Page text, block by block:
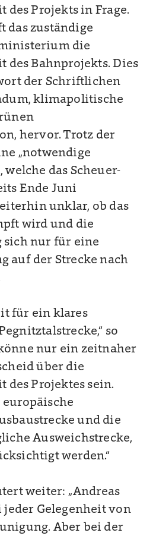
Projekts in Frage.
das zuständige
die
Bahnprojekts. Dies
der Schriftlichen
klimapolitische
hervor. Trotz der
„notwendige
das Scheuer-
Ende Juni
unklar, ob das
wird und die
sich nur für eine
auf der Strecke nach
für ein klares
so
nur ein zeitnaher
über die
Projektes sein.
europäische
und die
Ausweichstrecke,
werden.“
weiter: „Andreas
jeder Gelegenheit von
Aber bei der